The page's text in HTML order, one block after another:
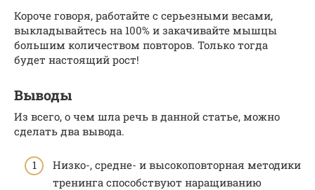
Короче говоря, работайте с серьезными весами,
выкладывайтесь на 100% и закачивайте мышцы
большим количеством повторов. Только тогда
будет настоящий рост!
Выводы
Из всего, о чем шла речь в данной статье, можно
сделать два вывода.
Низко-, средне- и высокоповторная методики
тренинга способствуют наращиванию